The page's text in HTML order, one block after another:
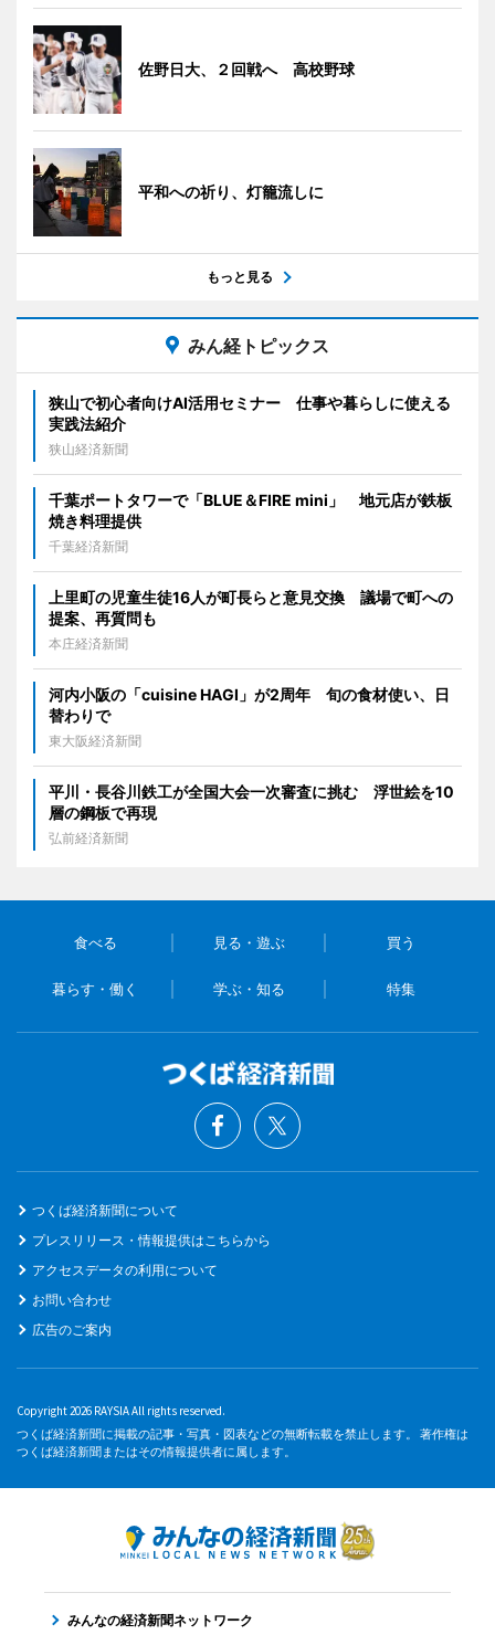
佐野日大、２回戦へ 高校野球
平和への祈り、灯籠流しに
もっと見る
みん経トピックス
狭山で初心者向けAI活用セミナー 仕事や暮らしに使える
実践法紹介
狭山経済新聞
千葉ポートタワーで「BLUE＆FIRE mini」 地元店が鉄板
焼き料理提供
千葉経済新聞
上里町の児童生徒16人が町長らと意見交換 議場で町への
提案、再質問も
本庄経済新聞
河内小阪の「cuisine HAGI」が2周年 旬の食材使い、日
替わりで
東大阪経済新聞
平川・長谷川鉄工が全国大会一次審査に挑む 浮世絵を10
層の鋼板で再現
弘前経済新聞
食べる 見る・遊ぶ 買う
暮らす・働く 学ぶ・知る 特集
つくば経済新聞について
プレスリリース・情報提供はこちらから
アクセスデータの利用について
お問い合わせ
広告のご案内
Copyright 2026 RAYSIA All rights reserved.
つくば経済新聞に掲載の記事・写真・図表などの無断転載を禁止します。 著作権は
つくば経済新聞またはその情報提供者に属します。
みんなの経済新聞ネットワーク